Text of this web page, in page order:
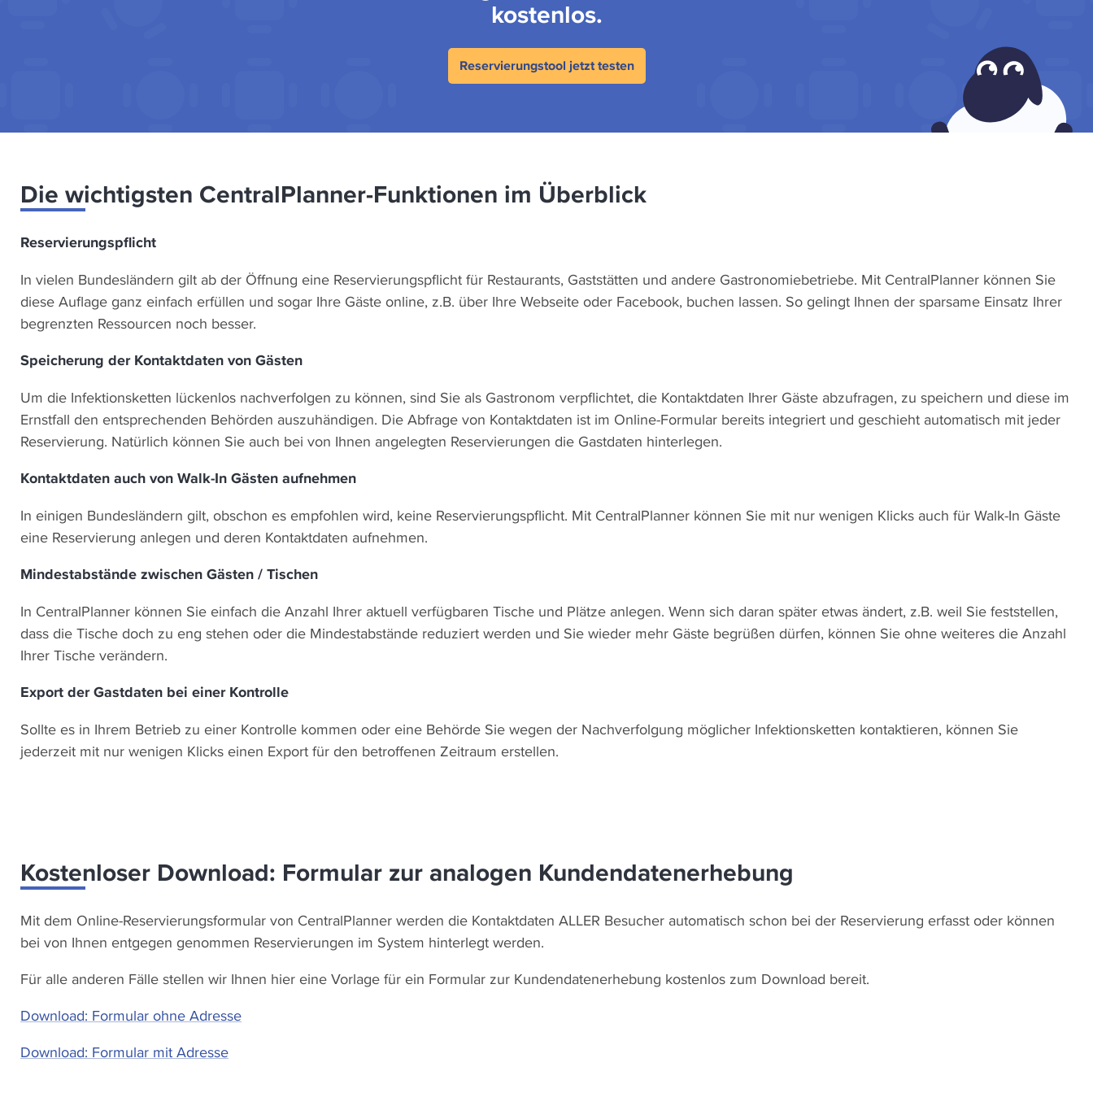
kostenlos.
Reservierungstool jetzt testen
Die wichtigsten CentralPlanner-Funktionen im Überblick
Reservierungspflicht
In vielen Bundesländern gilt ab der Öffnung eine Reservierungspflicht für Restaurants, Gaststätten und andere Gastronomiebetriebe. Mit CentralPlanner können Sie
diese Auflage ganz einfach erfüllen und sogar Ihre Gäste online, z.B. über Ihre Webseite oder Facebook, buchen lassen. So gelingt Ihnen der sparsame Einsatz Ihrer
begrenzten Ressourcen noch besser.
Speicherung der Kontaktdaten von Gästen
Um die Infektionsketten lückenlos nachverfolgen zu können, sind Sie als Gastronom verpflichtet, die Kontaktdaten Ihrer Gäste abzufragen, zu speichern und diese im
Ernstfall den entsprechenden Behörden auszuhändigen. Die Abfrage von Kontaktdaten ist im Online-Formular bereits integriert und geschieht automatisch mit jeder
Reservierung. Natürlich können Sie auch bei von Ihnen angelegten Reservierungen die Gastdaten hinterlegen.
Kontaktdaten auch von Walk-In Gästen aufnehmen
In einigen Bundesländern gilt, obschon es empfohlen wird, keine Reservierungspflicht. Mit CentralPlanner können Sie mit nur wenigen Klicks auch für Walk-In Gäste
eine Reservierung anlegen und deren Kontaktdaten aufnehmen.
Mindestabstände zwischen Gästen / Tischen
In CentralPlanner können Sie einfach die Anzahl Ihrer aktuell verfügbaren Tische und Plätze anlegen. Wenn sich daran später etwas ändert, z.B. weil Sie feststellen,
dass die Tische doch zu eng stehen oder die Mindestabstände reduziert werden und Sie wieder mehr Gäste begrüßen dürfen, können Sie ohne weiteres die Anzahl
Ihrer Tische verändern.
Export der Gastdaten bei einer Kontrolle
Sollte es in Ihrem Betrieb zu einer Kontrolle kommen oder eine Behörde Sie wegen der Nachverfolgung möglicher Infektionsketten kontaktieren, können Sie
jederzeit mit nur wenigen Klicks einen Export für den betroffenen Zeitraum erstellen.
Kostenloser Download: Formular zur analogen Kundendatenerhebung
Mit dem Online-Reservierungsformular von CentralPlanner werden die Kontaktdaten ALLER Besucher automatisch schon bei der Reservierung erfasst oder können
bei von Ihnen entgegen genommen Reservierungen im System hinterlegt werden.
Für alle anderen Fälle stellen wir Ihnen hier eine Vorlage für ein Formular zur Kundendatenerhebung kostenlos zum Download bereit.
Download: Formular ohne Adresse
Download: Formular mit Adresse